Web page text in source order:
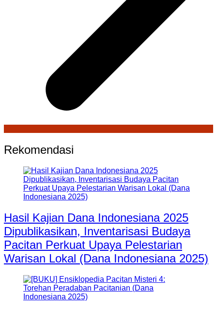
Rekomendasi
Hasil Kajian Dana Indonesiana 2025
Dipublikasikan, Inventarisasi Budaya
Pacitan Perkuat Upaya Pelestarian
Warisan Lokal (Dana Indonesiana 2025)